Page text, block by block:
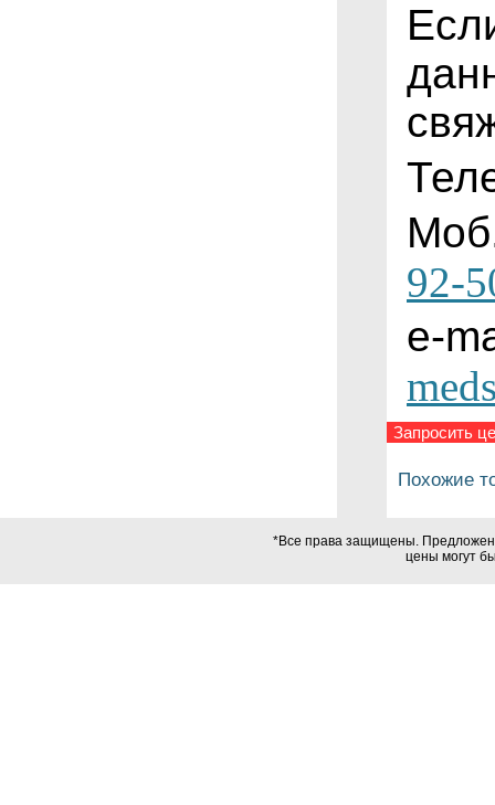
92-
e-
Запросить
Похожие
*Все права защищены.
цены могут